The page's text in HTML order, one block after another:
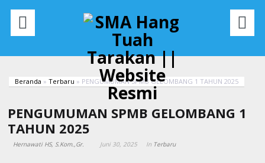
Beranda »Terbaru » PENGUMUMAN SPMB GELOMBANG 1 TAHUN 2025
PENGUMUMAN SPMB GELOMBANG 1
TAHUN 2025
Hernawati HS, S.Kom.,Gr. Juni 30, 2025 In Terbaru